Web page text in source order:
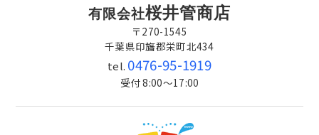
有限会社桜井管商店
〒270-1545
千葉県印旛郡栄町北434
tel. 0476-95-1919
受付 8:00～17:00